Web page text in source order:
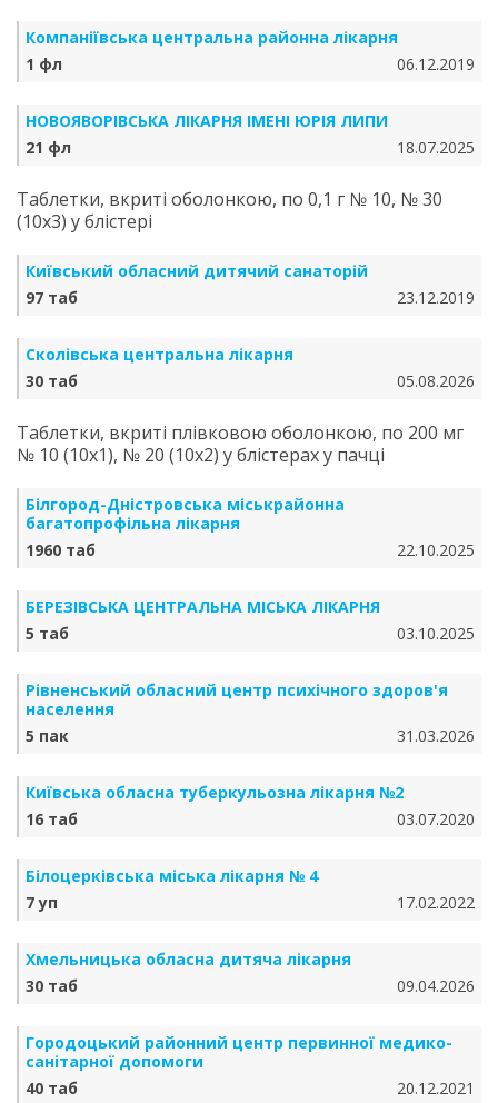
Компаніївська центральна районна лікарня
1 фл
06.12.2019
НОВОЯВОРІВСЬКА ЛІКАРНЯ ІМЕНІ ЮРІЯ ЛИПИ
21 фл
18.07.2025
Таблетки, вкриті оболонкою, по 0,1 г № 10, № 30
(10х3) у блістері
Київський обласний дитячий санаторій
97 таб
23.12.2019
Сколівська центральна лікарня
30 таб
05.08.2026
Таблетки, вкриті плівковою оболонкою, по 200 мг
№ 10 (10х1), № 20 (10х2) у блістерах у пачці
Білгород-Дністровська міськрайонна
багатопрофільна лікарня
1960 таб
22.10.2025
БЕРЕЗІВСЬКА ЦЕНТРАЛЬНА МІСЬКА ЛІКАРНЯ
5 таб
03.10.2025
Рівненський обласний центр психічного здоров'я
населення
5 пак
31.03.2026
Київська обласна туберкульозна лікарня №2
16 таб
03.07.2020
Білоцерківська міська лікарня № 4
7 уп
17.02.2022
Хмельницька обласна дитяча лікарня
30 таб
09.04.2026
Городоцький районний центр первинної медико-
санітарної допомоги
40 таб
20.12.2021